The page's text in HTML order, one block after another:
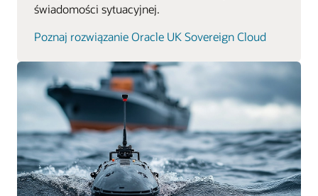
świadomości sytuacyjnej.
Poznaj rozwiązanie Oracle UK Sovereign Cloud